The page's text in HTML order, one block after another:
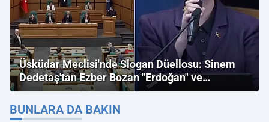
Üsküdar Meclisi'nde Slogan Düellosu: Sinem
Dedetaş'tan Ezber Bozan "Erdoğan" ve
"İmamoğlu" Çıkışı!
BUNLARA DA BAKIN